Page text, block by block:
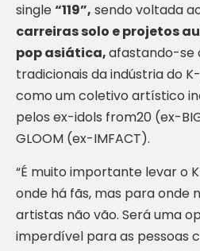
single“119”, sendo voltada
carreiras solo e projetos
pop asiática,afastando-se
tradicionais da indústria do
como um coletivo artístico
pelos ex-idols from20 (ex-
GLOOM (ex-IMFACT).
“É muito importante levar o
onde há fãs, mas para onde
artistas não vão. Será uma
imperdível para as pessoas